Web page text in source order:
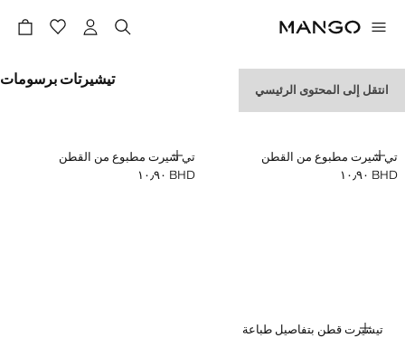
انتقل إلى المحتوى الرئيسي
تيشيرتات برسومات
تي شيرت مطبوع من القطن
إضافة
السعر الحالي [BHD ١٠٫٩٠ ]
BHD ١٠٫٩٠
تي شيرت مطبوع من القطن
إضافة
السعر الحالي [BHD ١٠٫٩٠ ]
BHD ١٠٫٩٠
تيشيرت قطن بتفاصيل طباعة
إضافة